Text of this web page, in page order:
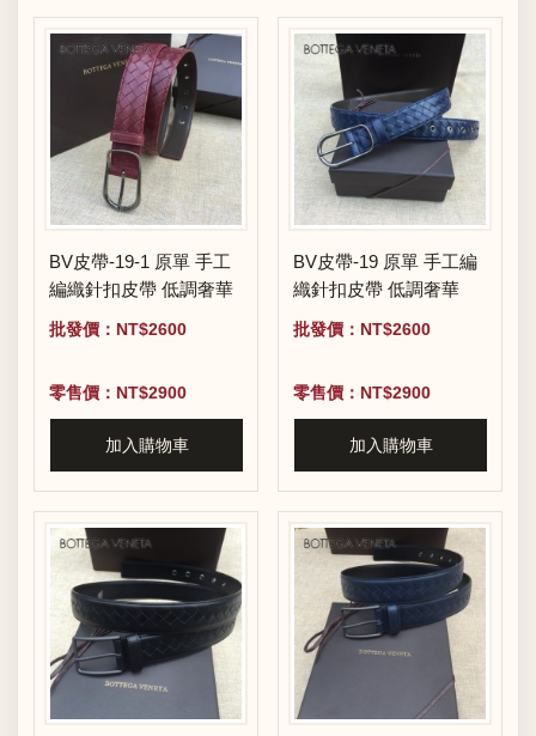
BV皮帶-19-1 原單 手工
編織針扣皮帶 低調奢華
批發價：NT$2600
零售價：NT$2900
加入購物車
BV皮帶-19 原單 手工編
織針扣皮帶 低調奢華
批發價：NT$2600
零售價：NT$2900
加入購物車